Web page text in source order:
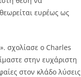
ευρέως ως
σχολίασε ο Charles
στην ευχάριστη
στον κλάδο λύσεις